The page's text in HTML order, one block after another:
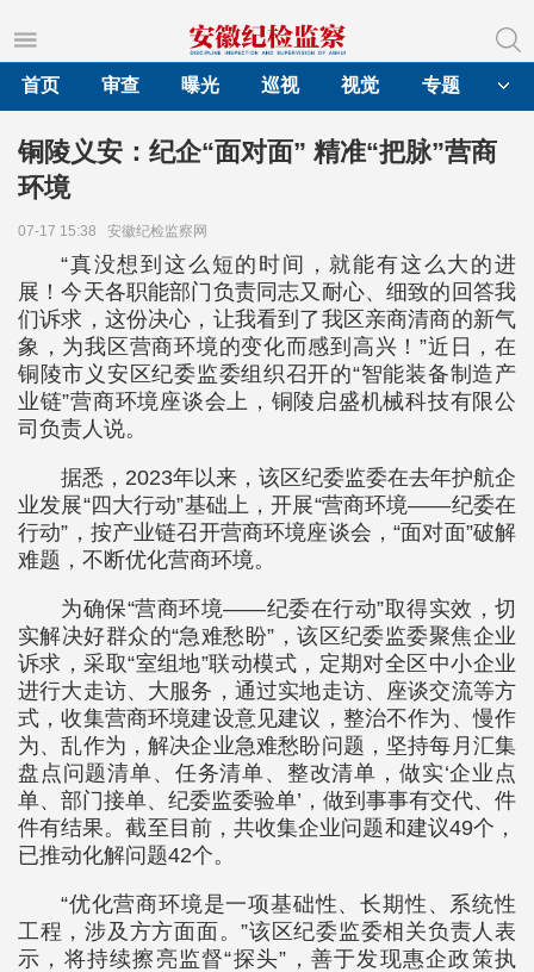
首页
审查 曝光 巡视 视觉 专题
铜陵义安：纪企“面对面” 精准“把脉”营商
环境
07-17 15:38 安徽纪检监察网
“真没想到这么短的时间，就能有这么大的进
展！今天各职能部门负责同志又耐心、细致的回答我
们诉求，这份决心，让我看到了我区亲商清商的新气
象，为我区营商环境的变化而感到高兴！”近日，在
铜陵市义安区纪委监委组织召开的“智能装备制造产
业链”营商环境座谈会上，铜陵启盛机械科技有限公
司负责人说。
据悉，2023年以来，该区纪委监委在去年护航企
业发展“四大行动”基础上，开展“营商环境——纪委在
行动”，按产业链召开营商环境座谈会，“面对面”破解
难题，不断优化营商环境。
为确保“营商环境——纪委在行动”取得实效，切
实解决好群众的“急难愁盼”，该区纪委监委聚焦企业
诉求，采取“室组地”联动模式，定期对全区中小企业
进行大走访、大服务，通过实地走访、座谈交流等方
式，收集营商环境建设意见建议，整治不作为、慢作
为、乱作为，解决企业急难愁盼问题，坚持每月汇集
盘点问题清单、任务清单、整改清单，做实‘企业点
单、部门接单、纪委监委验单’，做到事事有交代、件
件有结果。截至目前，共收集企业问题和建议49个，
已推动化解问题42个。
“优化营商环境是一项基础性、长期性、系统性
工程，涉及方方面面。”该区纪委监委相关负责人表
示，将持续擦亮监督“探头”，善于发现惠企政策执